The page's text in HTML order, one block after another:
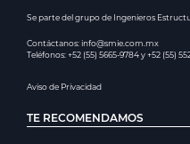
Se parte del grupo de Ingenieros
Contáctanos: info@smie.com.mx
Teléfonos: +52 (55) 5665-9784 y +52 (55)
Aviso de Privacidad
TE RECOMENDAMOS